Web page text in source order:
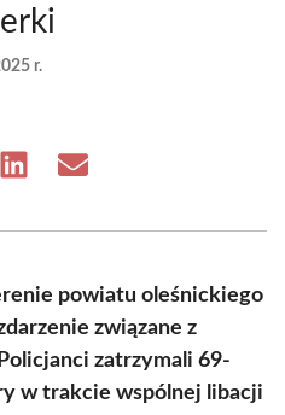
r.
Share Share
powiatu oleśnickiego
związane z
zatrzymali 69-
w trakcie wspólnej libacji